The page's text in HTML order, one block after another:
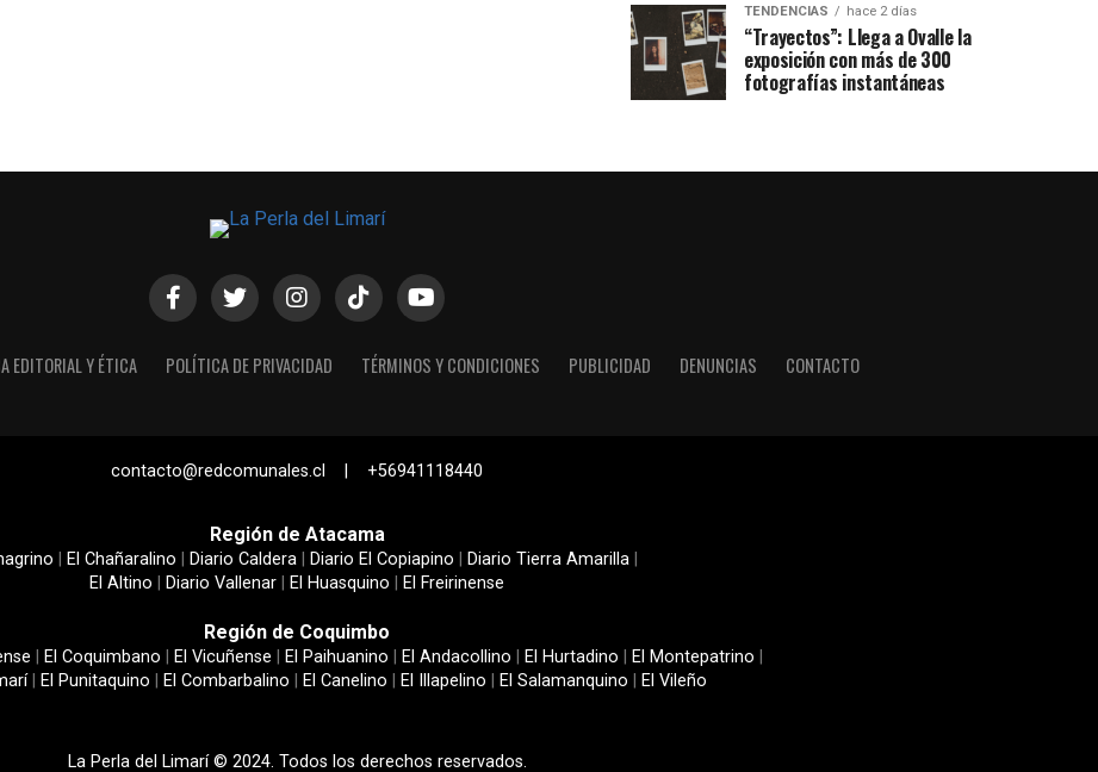
TENDENCIAS hace 2 días
“Trayectos”: Llega a Ovalle la
exposición con más de 300
fotografías instantáneas
EDITORIAL Y ÉTICA POLÍTICA DE PRIVACIDAD TÉRMINOS Y CONDICIONES PUBLICIDAD DENUNCIAS CONTACTO
contacto@redcomunales.cl | +56941118440
Región de Atacama
El Chañaralino Diario Caldera Diario El Copiapino Diario Tierra Amarilla
El Altino
Diario Vallenar El Huasquino El Freirinense
Región de Coquimbo
El Coquimbano El Vicuñense El Paihuanino El Andacollino El Hurtadino El Montepatrino
| El Punitaquino El Combarbalino El Canelino El Illapelino El Salamanquino El Vileño
La Perla del Limarí © 2024. Todos los derechos reservados.